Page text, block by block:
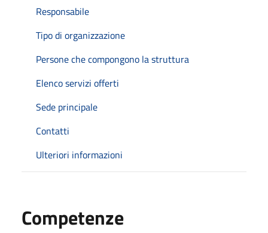
Responsabile
Tipo di organizzazione
Persone che compongono la struttura
Elenco servizi offerti
Sede principale
Contatti
Ulteriori informazioni
Competenze